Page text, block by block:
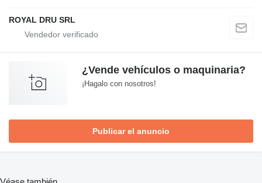
ROYAL DRU SRL
¿Vende vehículos o maquinaria?
¡Hagalo con nosotros!
Publicar el anuncio